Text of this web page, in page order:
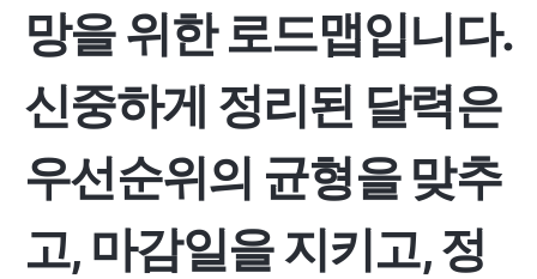
망을 위한 로드맵입니다.
신중하게 정리된 달력은
우선순위의 균형을 맞추
고, 마감일을 지키고, 정